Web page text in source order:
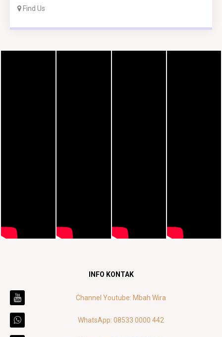
Find Us
INFO KONTAK
Channel Youtube: Mbah Wira
WhatsApp: 08533 0000 442